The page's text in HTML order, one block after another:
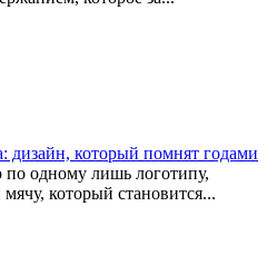
который помнят годами
одному лишь логотипу,
который становится...